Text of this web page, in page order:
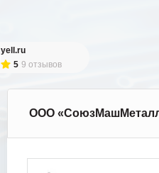
yell.ru
5 9 отзывов
ООО